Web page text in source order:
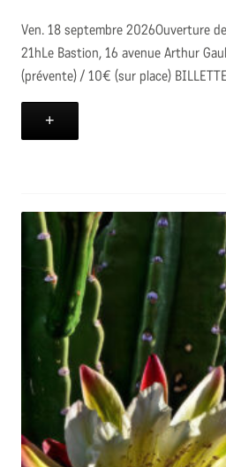
Ven. 18 septembre 2026Ouverture
21hLe Bastion, 16 avenue Arthur
(prévente) / 10€ (sur place)
+